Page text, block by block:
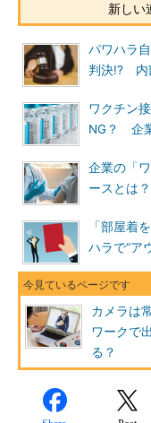
新しい
パワハラ
判決!? 内
ワクチン
NG？ 企
企業の「
ースとは？
「部屋着
ハラで“ア
カメラは
ワークで
る？